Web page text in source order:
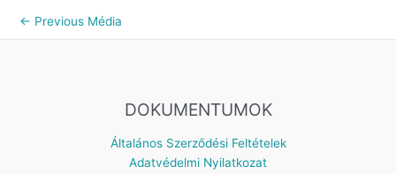
← Previous Média
DOKUMENTUMOK
Általános Szerződési Feltételek
Adatvédelmi Nyilatkozat